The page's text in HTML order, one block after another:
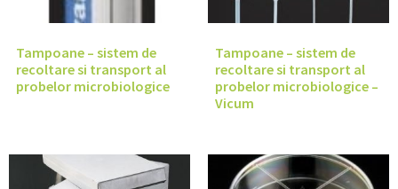
Tampoane – sistem de
recoltare si transport al
probelor microbiologice
Tampoane – sistem de
recoltare si transport al
probelor microbiologice –
Vicum